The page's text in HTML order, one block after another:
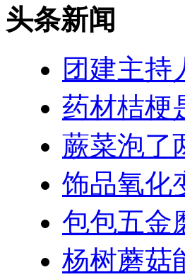
头条新闻
团建主持
药材桔梗
蕨菜泡了
饰品氧化
包包五金
杨树蘑菇